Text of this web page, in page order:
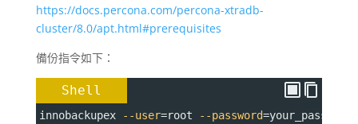
https://docs.percona.com/percona-xtradb-
cluster/8.0/apt.html#prerequisites
備份指令如下：
Shell
innobackupex --user=root --password=